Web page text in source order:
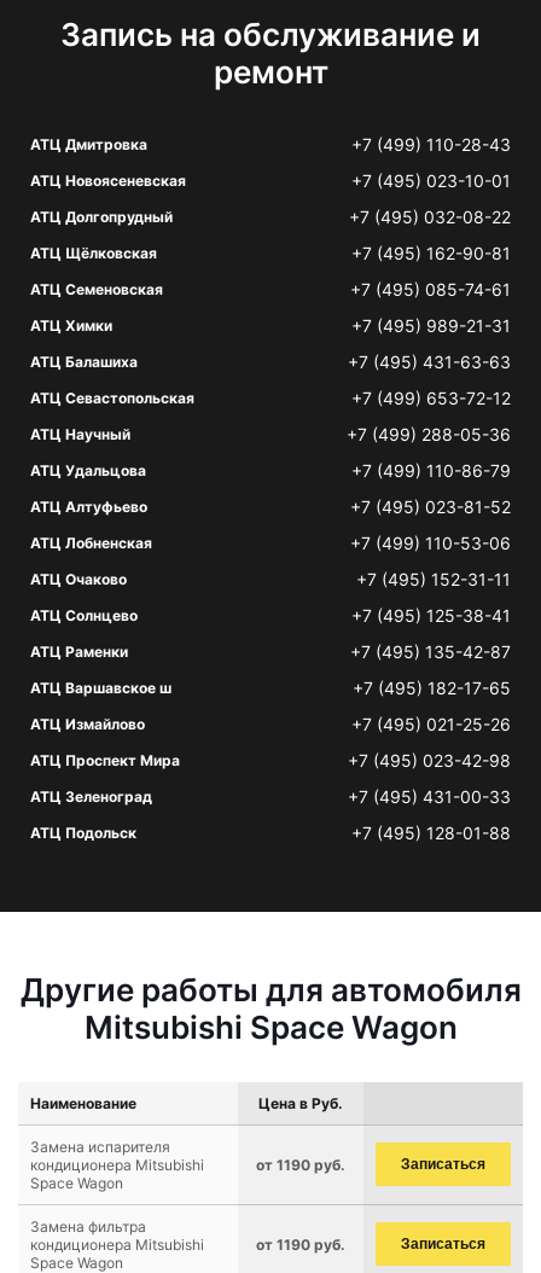
Запись на обслуживание и
ремонт
АТЦ Дмитровка +7 (499) 110-28-43
АТЦ Новоясеневская +7 (495) 023-10-01
АТЦ Долгопрудный +7 (495) 032-08-22
АТЦ Щёлковская +7 (495) 162-90-81
АТЦ Семеновская +7 (495) 085-74-61
АТЦ Химки +7 (495) 989-21-31
АТЦ Балашиха +7 (495) 431-63-63
АТЦ Севастопольская +7 (499) 653-72-12
АТЦ Научный +7 (499) 288-05-36
АТЦ Удальцова +7 (499) 110-86-79
АТЦ Алтуфьево +7 (495) 023-81-52
АТЦ Лобненская +7 (499) 110-53-06
АТЦ Очаково +7 (495) 152-31-11
АТЦ Солнцево +7 (495) 125-38-41
АТЦ Раменки +7 (495) 135-42-87
АТЦ Варшавское ш +7 (495) 182-17-65
АТЦ Измайлово +7 (495) 021-25-26
АТЦ Проспект Мира +7 (495) 023-42-98
АТЦ Зеленоград +7 (495) 431-00-33
АТЦ Подольск +7 (495) 128-01-88
Другие работы для автомобиля
Mitsubishi Space Wagon
Наименование Цена в Руб.
Замена испарителя
кондиционера Mitsubishi
Space Wagon
от 1190 руб. Записаться
Замена фильтра
кондиционера Mitsubishi
Space Wagon
от 1190 руб. Записаться